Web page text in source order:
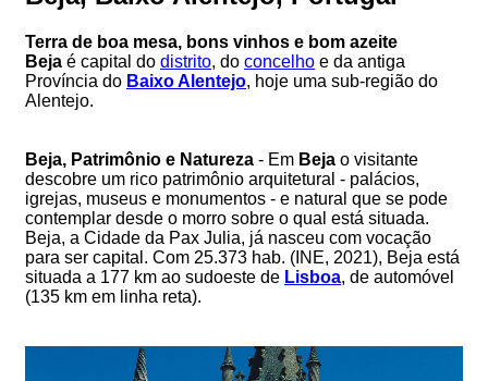
Terra de boa mesa, bons vinhos e bom azeite
Beja é capital do distrito, do concelho e da antiga
Província do Baixo Alentejo, hoje uma sub-região do
Alentejo.
Beja, Patrimônio e Natureza - Em Beja o visitante
descobre um rico patrimônio arquitetural - palácios,
igrejas, museus e monumentos - e natural que se pode
contemplar desde o morro sobre o qual está situada.
Beja, a Cidade da Pax Julia, já nasceu com vocação
para ser capital. Com 25.373 hab. (INE, 2021), Beja está
situada a 177 km ao sudoeste de Lisboa, de automóvel
(135 km em linha reta).